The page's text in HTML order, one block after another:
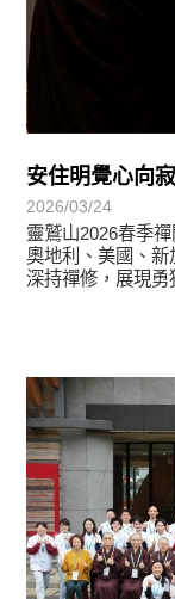
安住明覺心向
2026/03/24
靈鷲山2026春季
奧地利、美國、新
深持禪修，展現勇